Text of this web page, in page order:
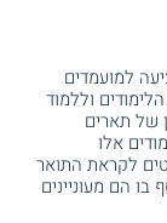
למועמדים
וללמוד
של תארים
אלו
לקראת התואר
הם מעוניינים